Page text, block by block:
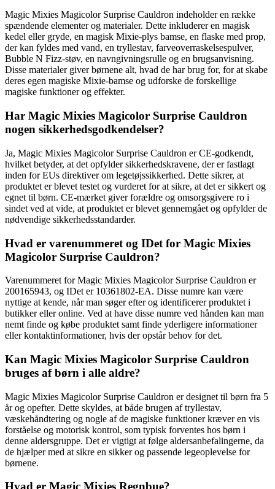
Magic Mixies Magicolor Surprise Cauldron indeholder en række
spændende elementer og materialer. Dette inkluderer en magisk
kedel eller gryde, en magisk Mixie-plys bamse, en flaske med prop,
der kan fyldes med vand, en tryllestav, farveoverraskelsespulver,
Bubble N Fizz-støv, en navngivningsrulle og en brugsanvisning.
Disse materialer giver børnene alt, hvad de har brug for, for at skabe
deres egen magiske Mixie-bamse og udforske de forskellige
magiske funktioner og effekter.
Har Magic Mixies Magicolor Surprise Cauldron
nogen sikkerhedsgodkendelser?
Ja, Magic Mixies Magicolor Surprise Cauldron er CE-godkendt,
hvilket betyder, at det opfylder sikkerhedskravene, der er fastlagt
inden for EUs direktiver om legetøjssikkerhed. Dette sikrer, at
produktet er blevet testet og vurderet for at sikre, at det er sikkert og
egnet til børn. CE-mærket giver forældre og omsorgsgivere ro i
sindet ved at vide, at produktet er blevet gennemgået og opfylder de
nødvendige sikkerhedsstandarder.
Hvad er varenummeret og IDet for Magic Mixies
Magicolor Surprise Cauldron?
Varenummeret for Magic Mixies Magicolor Surprise Cauldron er
200165943, og IDet er 10361802-EA. Disse numre kan være
nyttige at kende, når man søger efter og identificerer produktet i
butikker eller online. Ved at have disse numre ved hånden kan man
nemt finde og købe produktet samt finde yderligere informationer
eller kontaktinformationer, hvis der opstår behov for det.
Kan Magic Mixies Magicolor Surprise Cauldron
bruges af børn i alle aldre?
Magic Mixies Magicolor Surprise Cauldron er designet til børn fra 5
år og opefter. Dette skyldes, at både brugen af tryllestav,
væskehåndtering og nogle af de magiske funktioner kræver en vis
forståelse og motorisk kontrol, som typisk forventes hos børn i
denne aldersgruppe. Det er vigtigt at følge aldersanbefalingerne, da
de hjælper med at sikre en sikker og passende legeoplevelse for
børnene.